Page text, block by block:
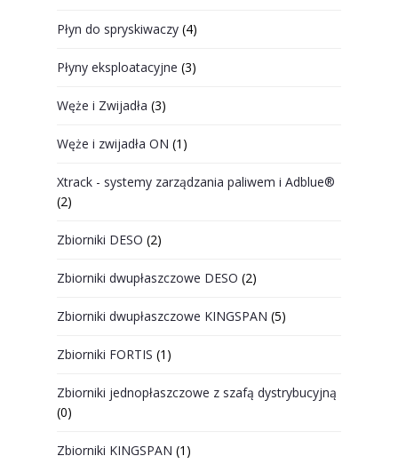
Płyn do spryskiwaczy (4)
Płyny eksploatacyjne (3)
Węże i Zwijadła (3)
Węże i zwijadła ON (1)
Xtrack - systemy zarządzania paliwem i Adblue®
(2)
Zbiorniki DESO (2)
Zbiorniki dwupłaszczowe DESO (2)
Zbiorniki dwupłaszczowe KINGSPAN (5)
Zbiorniki FORTIS (1)
Zbiorniki jednopłaszczowe z szafą dystrybucyjną
(0)
Zbiorniki KINGSPAN (1)